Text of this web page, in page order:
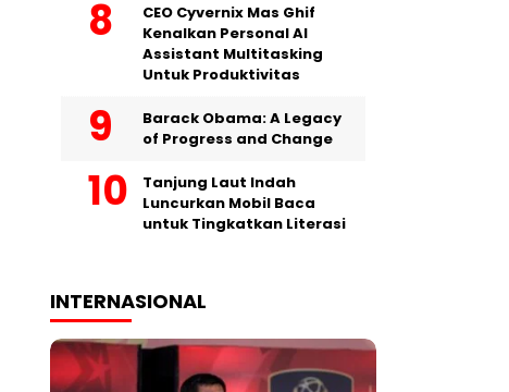
CEO Cyvernix Mas Ghif
Kenalkan Personal AI
Assistant Multitasking
Untuk Produktivitas
Barack Obama: A Legacy
of Progress and Change
Tanjung Laut Indah
Luncurkan Mobil Baca
untuk Tingkatkan Literasi
INTERNASIONAL